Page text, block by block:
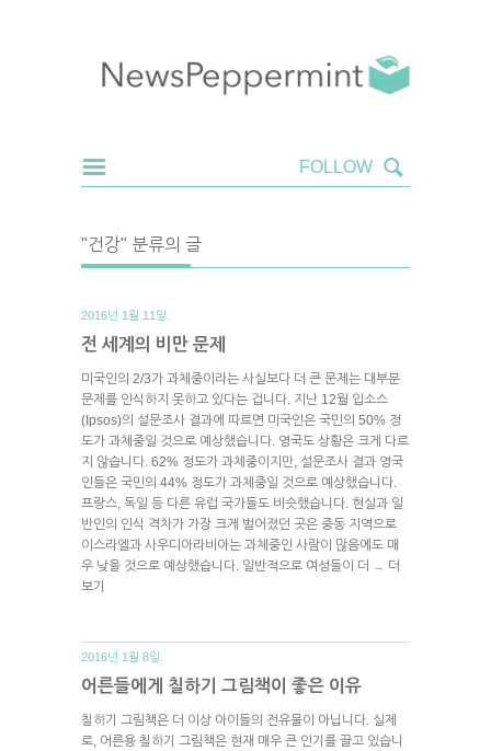
"건강" 분류의 글
2016년 1월 11일.
전 세계의 비만 문제
미국인의 2/3가 과체중이라는 사실보다 더 큰 문제는 대부분
문제를 인식하지 못하고 있다는 겁니다. 지난 12월 입소스
(Ipsos)의 설문조사 결과에 따르면 미국인은 국민의 50% 정
도가 과체중일 것으로 예상했습니다. 영국도 상황은 크게 다르
지 않습니다. 62% 정도가 과체중이지만, 설문조사 결과 영국
인들은 국민의 44% 정도가 과체중일 것으로 예상했습니다.
프랑스, 독일 등 다른 유럽 국가들도 비슷했습니다. 현실과 일
반인의 인식 격차가 가장 크게 벌어졌던 곳은 중동 지역으로
이스라엘과 사우디아라비아는 과체중인 사람이 많음에도 매
우 낮을 것으로 예상했습니다. 일반적으로 여성들이 더 → 더
보기
2016년 1월 8일.
어른들에게 칠하기 그림책이 좋은 이유
칠하기 그림책은 더 이상 아이들의 전유물이 아닙니다. 실제
로, 어른용 칠하기 그림책은 현재 매우 큰 인기를 끌고 있습니